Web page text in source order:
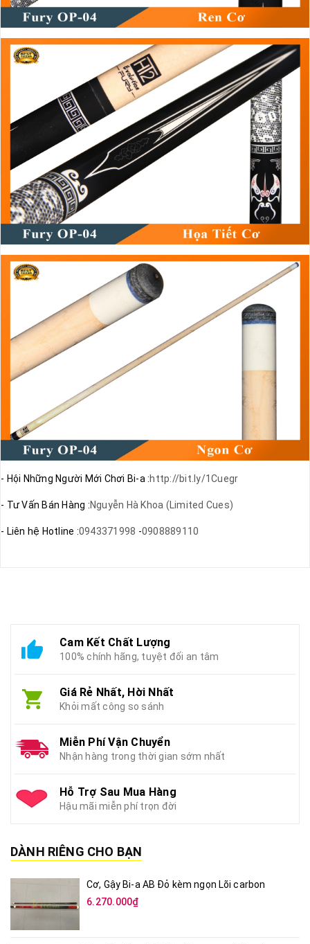
- Hội Những Người Mới Chơi Bi-a :http://bit.ly/1Cuegr
- Tư Vấn Bán Hàng :Nguyễn Hà Khoa (Limited Cues)
- Liên hệ Hotline :0943371998 -0908889110
Cam Kết Chất Lượng
100% chính hãng, tuyệt đối an tâm
Giá Rẻ Nhất, Hời Nhất
Khỏi mất công so sánh
Miễn Phí Vận Chuyển
Nhận hàng trong thời gian sớm nhất
Hỗ Trợ Sau Mua Hàng
Hậu mãi miễn phí trọn đời
DÀNH RIÊNG CHO BẠN
Cơ, Gậy Bi-a AB Đỏ kèm ngọn Lõi carbon
6.270.000₫